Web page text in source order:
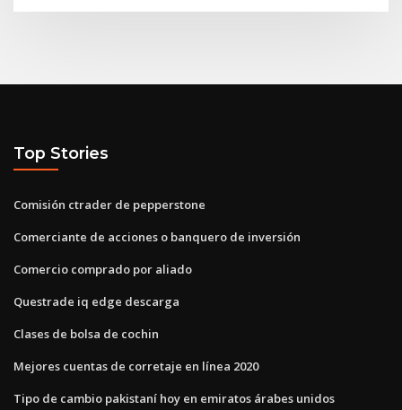
Top Stories
Comisión ctrader de pepperstone
Comerciante de acciones o banquero de inversión
Comercio comprado por aliado
Questrade iq edge descarga
Clases de bolsa de cochin
Mejores cuentas de corretaje en línea 2020
Tipo de cambio pakistaní hoy en emiratos árabes unidos